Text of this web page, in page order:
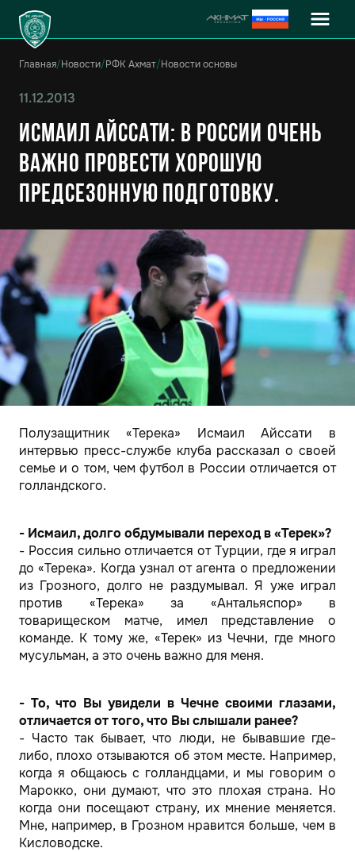
Главная/Новости/РФК Ахмат/Новости основы
11.12.2013
Исмаил Айссати: В России очень
важно провести хорошую
предсезонную подготовку.
Полузащитник «Терека» Исмаил Айссати в
интервью пресс-службе клуба рассказал о своей
семье и о том, чем футбол в России отличается от
голландского.
- Исмаил, долго обдумывали переход в «Терек»?
- Россия сильно отличается от Турции, где я играл
до «Терека». Когда узнал от агента о предложении
из Грозного, долго не раздумывал. Я уже играл
против «Терека» за «Антальяспор» в
товарищеском матче, имел представление о
команде. К тому же, «Терек» из Чечни, где много
мусульман, а это очень важно для меня.
- То, что Вы увидели в Чечне своими глазами,
отличается от того, что Вы слышали ранее?
- Часто так бывает, что люди, не бывавшие где-
либо, плохо отзываются об этом месте. Например,
когда я общаюсь с голландцами, и мы говорим о
Марокко, они думают, что это плохая страна. Но
когда они посещают страну, их мнение меняется.
Мне, например, в Грозном нравится больше, чем в
Кисловодске.